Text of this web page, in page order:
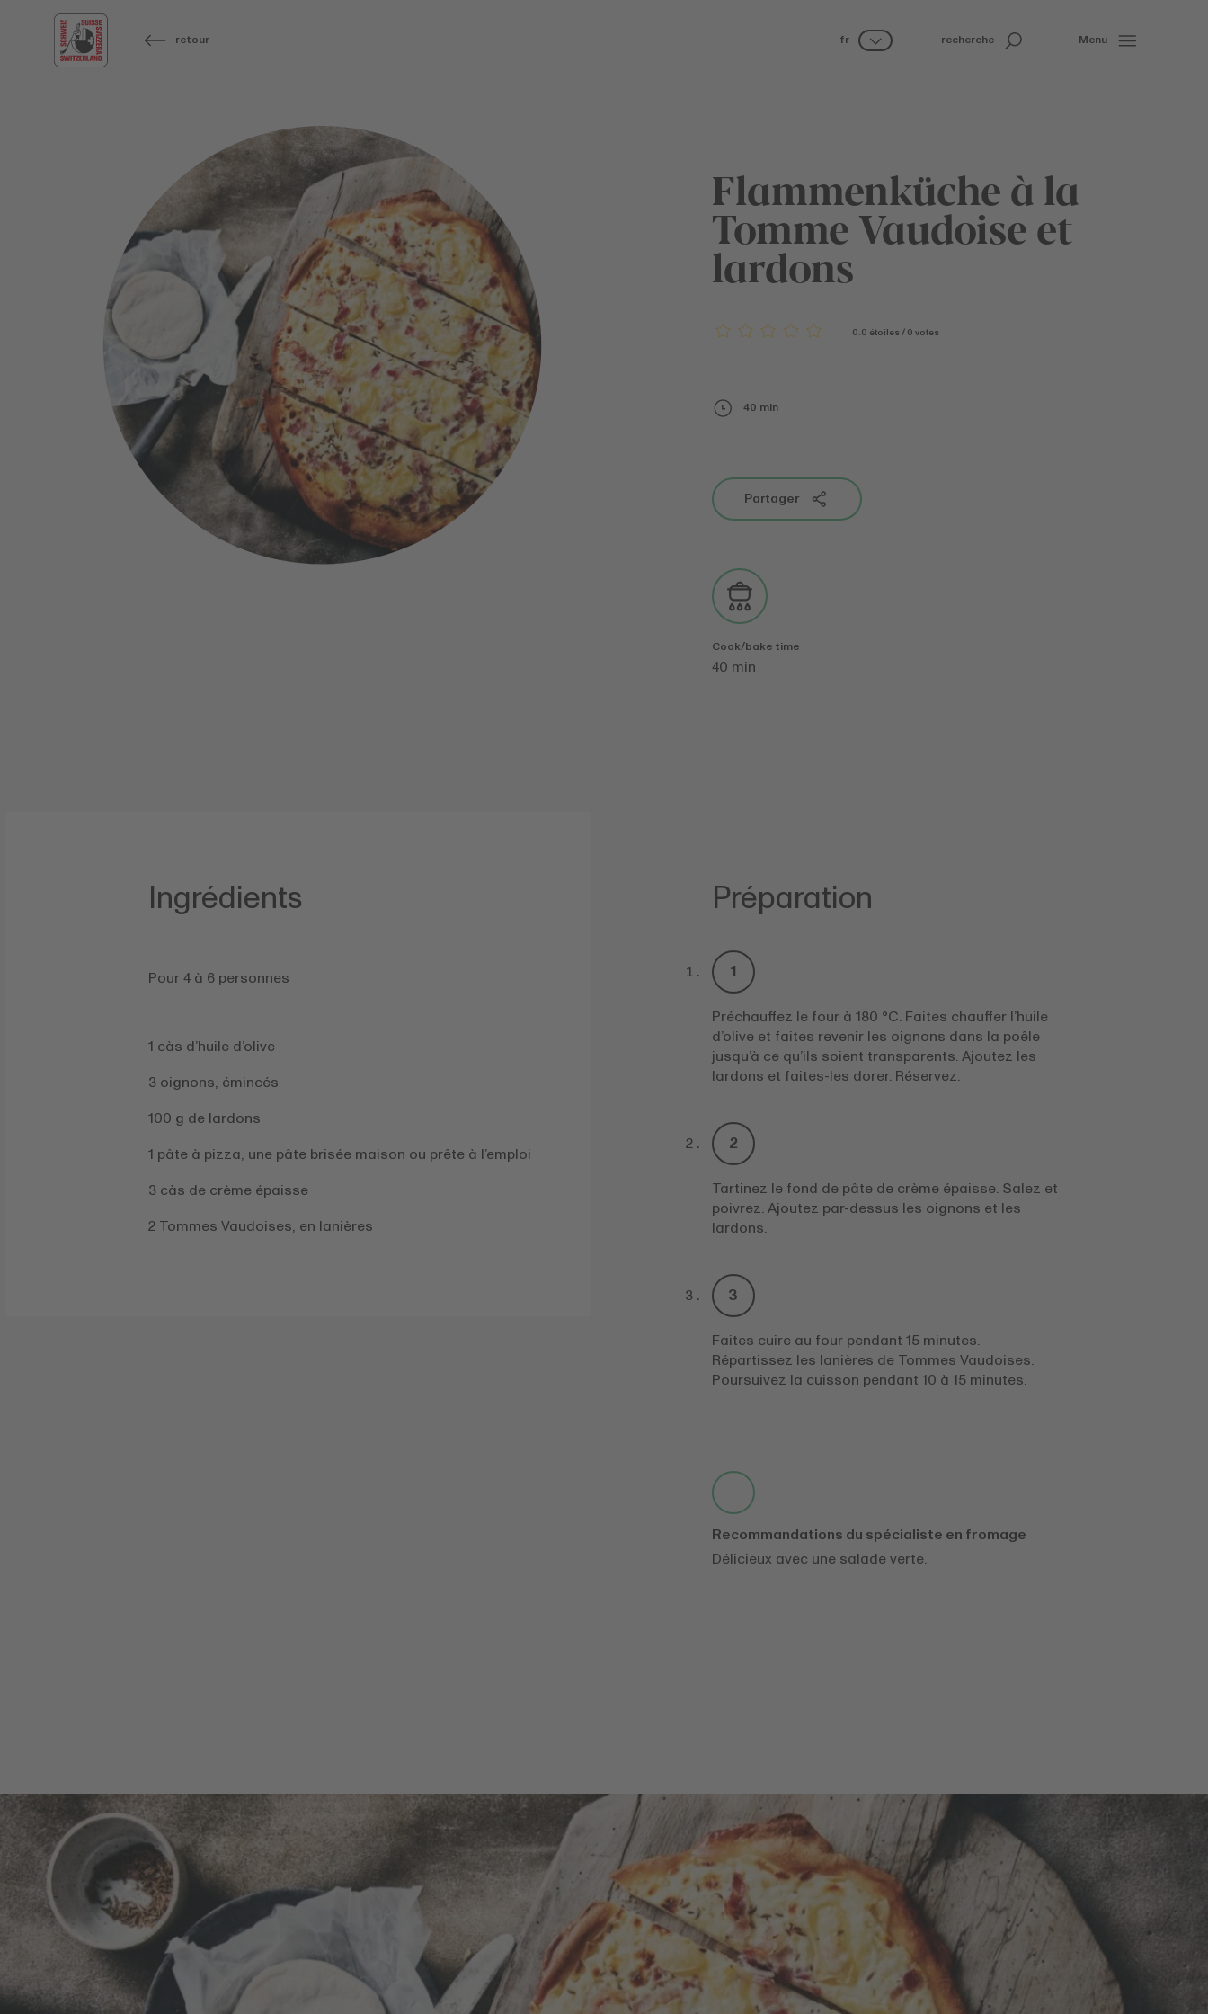
retour fr recherche Menu
Flammenküche à la
Tomme Vaudoise et
lardons
0.0 étoiles/ 0 votes
40 min
Partager
Cook/bake time
40 min
Ingrédients
Pour 4 à 6 personnes
1 càs d’huile d’olive
3 oignons, émincés
100 g de lardons
1 pâte à pizza, une pâte brisée maison ou prête à l’emploi
3 càs de crème épaisse
2 Tommes Vaudoises, en lanières
Préparation
Préchauffez le four à 180 °C. Faites chauffer l’huile
d’olive et faites revenir les oignons dans la poêle
jusqu’à ce qu’ils soient transparents. Ajoutez les
lardons et faites-les dorer. Réservez.
Tartinez le fond de pâte de crème épaisse. Salez et
poivrez. Ajoutez par-dessus les oignons et les
lardons.
Faites cuire au four pendant 15 minutes.
Répartissez les lanières de Tommes Vaudoises.
Poursuivez la cuisson pendant 10 à 15 minutes.
Recommandations du spécialiste en fromage
Délicieux avec une salade verte.